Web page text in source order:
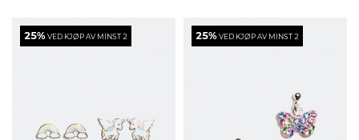
25%VED KJØP AV MINST 2 25%VED KJØP AV MINST 2